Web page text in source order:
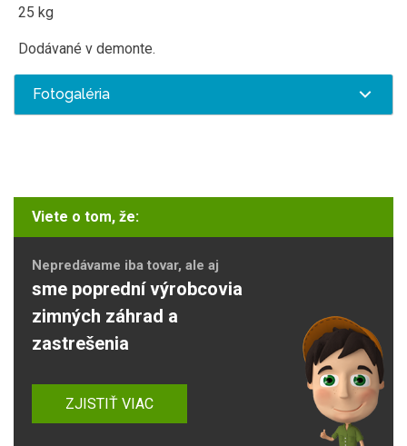
25 kg
Dodávané v demonte.
Fotogaléria
Viete o tom, že:
Nepredávame iba tovar, ale aj
sme poprední výrobcovia
zimných záhrad a
zastrešenia
ZJISTIŤ VIAC